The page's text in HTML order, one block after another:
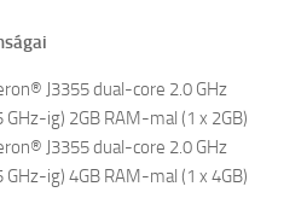
J3355 dual-core 2.0 GHz
ig) 2GB RAM-mal (1 x 2GB)
J3355 dual-core 2.0 GHz
ig) 4GB RAM-mal (1 x 4GB)